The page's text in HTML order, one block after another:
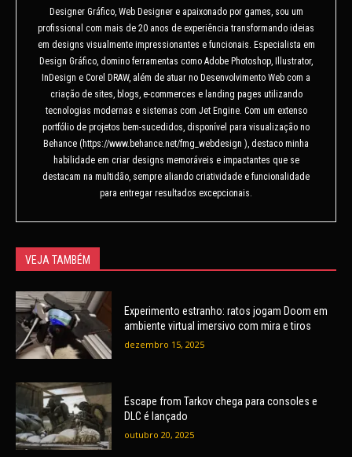
Designer Gráfico, Web Designer e apaixonado por games, sou um
profissional com mais de 20 anos de experiência transformando ideias
em designs visualmente impressionantes e funcionais. Especialista em
Design Gráfico, domino ferramentas como Adobe Photoshop, Illustrator,
InDesign e Corel DRAW, além de atuar no Desenvolvimento Web com a
criação de sites, blogs, e-commerces e landing pages utilizando
tecnologias modernas e sistemas com Jet Engine. Com um extenso
portfólio de projetos bem-sucedidos, disponível para visualização no
Behance (https://www.behance.net/fmg_webdesign ), destaco minha
habilidade em criar designs memoráveis e impactantes que se
destacam na multidão, sempre aliando criatividade e funcionalidade
para entregar resultados excepcionais.
VEJA TAMBÉM
Experimento estranho: ratos jogam Doom em
ambiente virtual imersivo com mira e tiros
dezembro 15, 2025
Escape from Tarkov chega para consoles e
DLC é lançado
outubro 20, 2025